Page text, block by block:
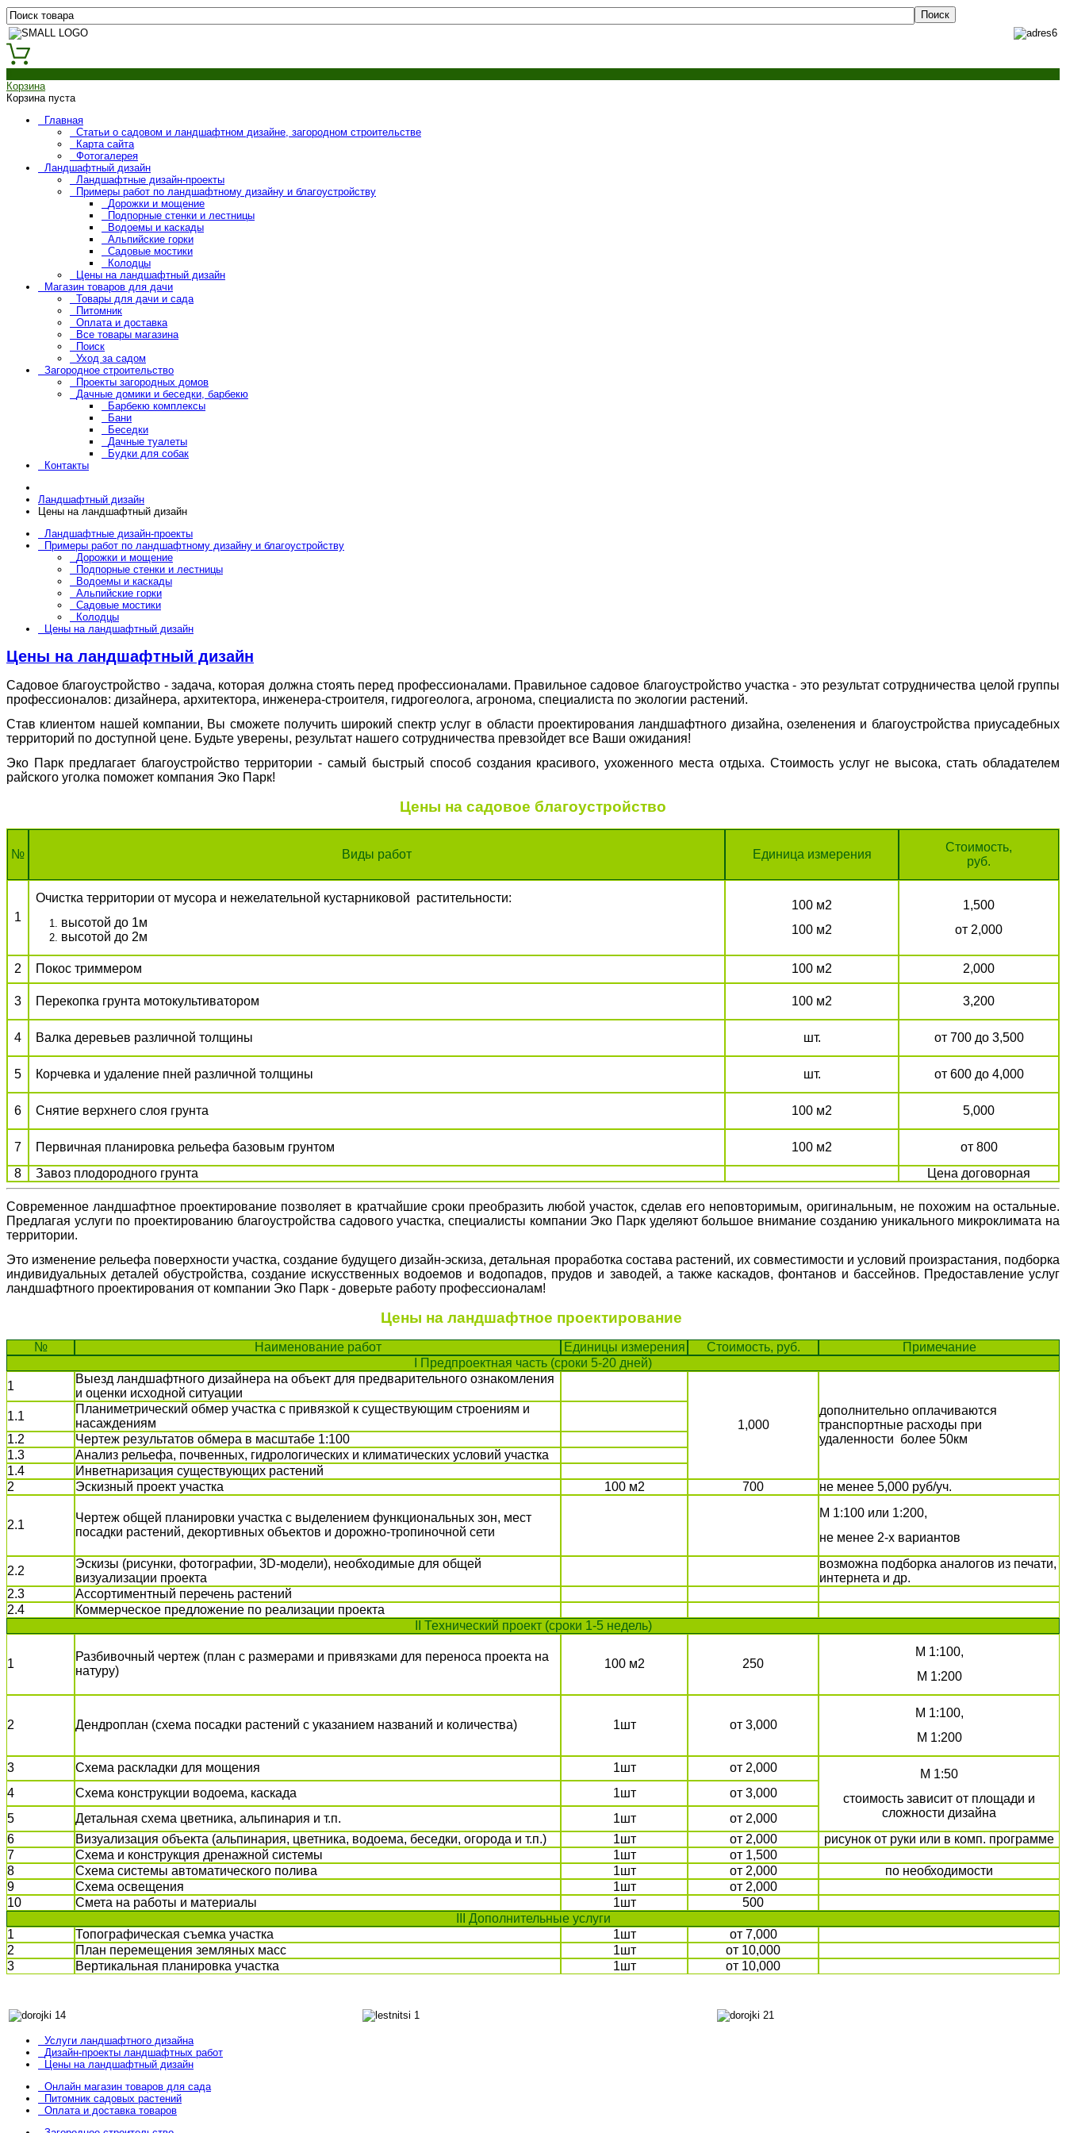
Корзина
Корзина пуста
Главная
Статьи о садовом и ландшафтном дизайне, загородном строительстве
Карта сайта
Фотогалерея
Ландшафтный дизайн
Ландшафтные дизайн-проекты
Примеры работ по ландшафтному дизайну и благоустройству
Дорожки и мощение
Подпорные стенки и лестницы
Водоемы и каскады
Альпийские горки
Садовые мостики
Колодцы
Цены на ландшафтный дизайн
Магазин товаров для дачи
Товары для дачи и сада
Питомник
Оплата и доставка
Все товары магазина
Поиск
Уход за садом
Загородное строительство
Проекты загородных домов
Дачные домики и беседки, барбекю
Барбекю комплексы
Бани
Беседки
Дачные туалеты
Будки для собак
Контакты
Ландшафтный дизайн
Цены на ландшафтный дизайн
Ландшафтные дизайн-проекты
Примеры работ по ландшафтному дизайну и благоустройству
Дорожки и мощение
Подпорные стенки и лестницы
Водоемы и каскады
Альпийские горки
Садовые мостики
Колодцы
Цены на ландшафтный дизайн
Цены на ландшафтный дизайн
Садовое благоустройство - задача, которая должна стоять перед профессионалами. Правильное cадовое благоустройство участка - это результат сотрудничества целой группы
профессионалов: дизайнера, архитектора, инженера-строителя, гидрогеолога, агронома, специалиста по экологии растений.
Став клиентом нашей компании, Вы сможете получить широкий спектр услуг в области проектирования ландшафтного дизайна, озеленения и благоустройства приусадебных
территорий по доступной цене. Будьте уверены, результат нашего сотрудничества превзойдет все Ваши ожидания!
Эко Парк предлагает благоустройство территории - самый быстрый способ создания красивого, ухоженного места отдыха. Стоимость услуг не высока, стать обладателем
райского уголка поможет компания Эко Парк!
Цены на садовое благоустройство
№ Виды работ Единица измерения
Стоимость,
руб.
1
Очистка территории от мусора и нежелательной кустарниковой растительности:
высотой до 1м
высотой до 2м
100 м2
100 м2
1,500
от 2,000
2 Покос триммером 100 м2 2,000
3 Перекопка грунта мотокультиватором 100 м2 3,200
4 Валка деревьев различной толщины шт. от 700 до 3,500
5 Корчевка и удаление пней различной толщины шт. от 600 до 4,000
6 Снятие верхнего слоя грунта 100 м2 5,000
7 Первичная планировка рельефа базовым грунтом 100 м2
от 800
8
Завоз плодородного грунта Цена договорная
Современное ландшафтное проектирование позволяет в кратчайшие сроки преобразить любой участок, сделав его неповторимым, оригинальным, не похожим на остальные.
Предлагая услуги по проектированию благоустройства садового участка, специалисты компании Эко Парк уделяют большое внимание созданию уникального микроклимата на
территории.
Это изменение рельефа поверхности участка, создание будущего дизайн-эскиза, детальная проработка состава растений, их совместимости и условий произрастания, подборка
индивидуальных деталей обустройства, создание искусственных водоемов и водопадов, прудов и заводей, а также каскадов, фонтанов и бассейнов. Предоставление услуг
ландшафтного проектирования от компании Эко Парк - доверьте работу профессионалам!
Цены на ландшафтное проектирование
№ Наименование работ Единицы измерения Стоимость, руб.
Примечание
Предпроектная часть (сроки 5-20 дней)
1
Выезд ландшафтного дизайнера на объект для предварительного ознакомления
и оценки исходной ситуации
1,000
дополнительно оплачиваются
транспортные расходы при
удаленности более 50км
1.1
Планиметрический обмер участка с привязкой к существующим строениям и
насаждениям
1.2
Чертеж результатов обмера в масштабе 1:100
1.3
Анализ рельефа, почвенных, гидрологических и климатических условий участка
1.4
Инветнаризация существующих растений
2
Эскизный проект участка 100 м2 700 не менее 5,000 руб/уч.
2.1
Чертеж общей планировки участка с выделением функциональных зон, мест
посадки растений, декортивных объектов и дорожно-тропиночной сети
М 1:100 или 1:200,
не менее 2-х вариантов
2.2
Эскизы (рисунки, фотографии, 3D-модели), необходимые для общей
визуализации проекта
возможна подборка аналогов из печати,
интернета и др.
2.3
Ассортиментный перечень растений
2.4
Коммерческое предложение по реализации проекта
Технический проект (сроки 1-5 недель)
1
Разбивочный чертеж (план с размерами и привязками для переноса проекта на
натуру)
100 м2 250
М 1:100,
М 1:200
2 Дендроплан (схема посадки растений с указанием названий и количества) 1шт от 3,000
М 1:100,
М 1:200
3 Схема раскладки для мощения 1шт от 2,000
М 1:50
стоимость зависит от площади и
сложности дизайна
4 Схема конструкции водоема, каскада 1шт
от 3,000
5
Детальная схема цветника, альпинария и т.п. 1шт
от 2,000
6
Визуализация объекта (альпинария, цветника, водоема, беседки, огорода и т.п.) 1шт от 2,000
рисунок от руки или в комп. программе
7
Схема и конструкция дренажной системы 1шт
от 1,500
8
Схема системы автоматического полива 1шт от 2,000
по необходимости
9
Схема освещения 1шт
от 2,000
10
Смета на работы и материалы 1шт
500
III Дополнительные услуги
1
Топографическая съемка участка 1шт
от 7,000
2
План перемещения земляных масс 1шт
от 10,000
3
Вертикальная планировка участка 1шт от 10,000
Услуги ландшафтного дизайна
Дизайн-проекты ландшафтных работ
Цены на ландшафтный дизайн
Онлайн магазин товаров для сада
Питомник садовых растений
Оплата и доставка товаров